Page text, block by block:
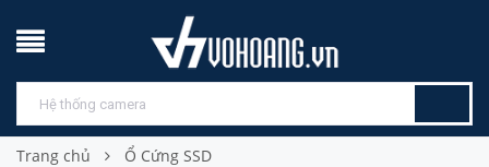
Trang chủ Ổ Cứng SSD